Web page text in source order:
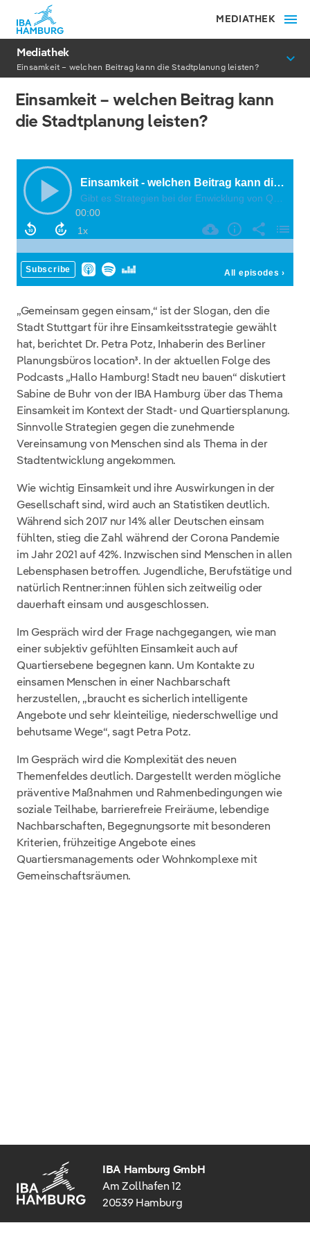
MEDIATHEK
Mediathek
Einsamkeit – welchen Beitrag kann die Stadtplanung leisten?
Einsamkeit – welchen Beitrag kann
die Stadtplanung leisten?
„Gemeinsam gegen einsam,“ ist der Slogan, den die
Stadt Stuttgart für ihre Einsamkeitsstrategie gewählt
hat, berichtet Dr. Petra Potz, Inhaberin des Berliner
Planungsbüros location³. In der aktuellen Folge des
Podcasts „Hallo Hamburg! Stadt neu bauen“ diskutiert
Sabine de Buhr von der IBA Hamburg über das Thema
Einsamkeit im Kontext der Stadt- und Quartiersplanung.
Sinnvolle Strategien gegen die zunehmende
Vereinsamung von Menschen sind als Thema in der
Stadtentwicklung angekommen.
Wie wichtig Einsamkeit und ihre Auswirkungen in der
Gesellschaft sind, wird auch an Statistiken deutlich.
Während sich 2017 nur 14% aller Deutschen einsam
fühlten, stieg die Zahl während der Corona Pandemie
im Jahr 2021 auf 42%. Inzwischen sind Menschen in allen
Lebensphasen betroffen. Jugendliche, Berufstätige und
natürlich Rentner:innen fühlen sich zeitweilig oder
dauerhaft einsam und ausgeschlossen.
Im Gespräch wird der Frage nachgegangen, wie man
einer subjektiv gefühlten Einsamkeit auch auf
Quartiersebene begegnen kann. Um Kontakte zu
einsamen Menschen in einer Nachbarschaft
herzustellen, „braucht es sicherlich intelligente
Angebote und sehr kleinteilige, niederschwellige und
behutsame Wege“, sagt Petra Potz.
Im Gespräch wird die Komplexität des neuen
Themenfeldes deutlich. Dargestellt werden mögliche
präventive Maßnahmen und Rahmenbedingungen wie
soziale Teilhabe, barrierefreie Freiräume, lebendige
Nachbarschaften, Begegnungsorte mit besonderen
Kriterien, frühzeitige Angebote eines
Quartiersmanagements oder Wohnkomplexe mit
Gemeinschaftsräumen.
IBA Hamburg GmbH
Am Zollhafen 12
20539 Hamburg